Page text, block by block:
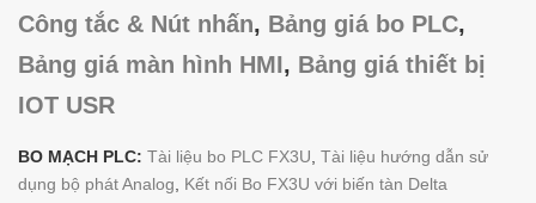
Công tắc & Nút nhấn, Bảng giá bo PLC,
Bảng giá màn hình HMI, Bảng giá thiết bị
IOT USR
BO MẠCH PLC: Tài liệu bo PLC FX3U Tài liệu hướng dẫn sử
dụng bộ phát Analog
Kết nối Bo FX3U với biến tàn Delta